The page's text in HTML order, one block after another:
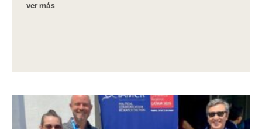
ver más